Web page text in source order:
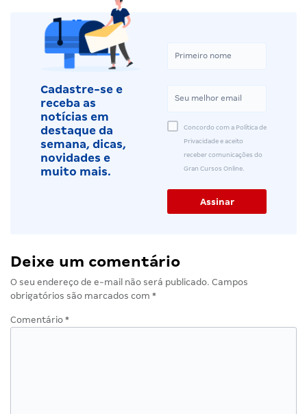
Cadastre-se e
receba as
notícias em
destaque da
semana, dicas,
novidades e
muito mais.
Concordo com a Política de
Privacidade e aceito
receber comunicações do
Gran Cursos Online.
Deixe um comentário
O seu endereço de e-mail não será publicado. Campos
obrigatórios são marcados com *
Comentário *